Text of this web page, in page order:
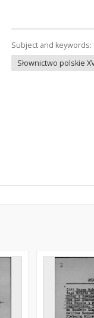
Subject and keywords:
Słownictwo polskie